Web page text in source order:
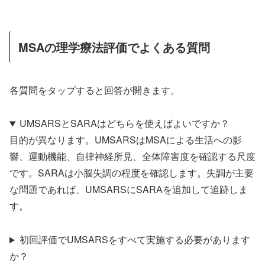
MSAの理学療法評価でよくある質問
各質問をタップすると回答が開きます。
UMSARSとSARAはどちらを使えばよいですか？
目的が異なります。UMSARSはMSAによる生活への影
響、運動機能、自律神経所見、全体障害度を確認する尺度
です。SARAは小脳失調の程度を確認します。失調が主要
な問題であれば、UMSARSにSARAを追加して追跡しま
す。
初回評価でUMSARSをすべて実施する必要があります
か？